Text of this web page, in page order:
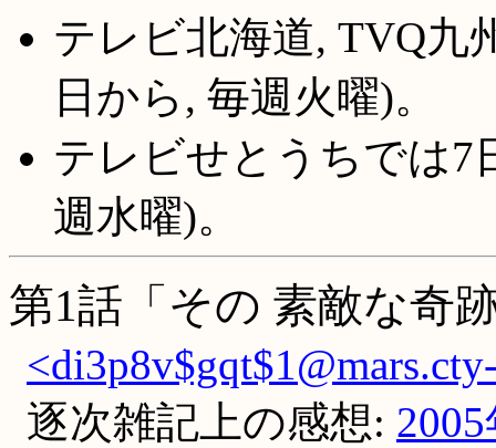
テレビ北海道, TVQ九
日から, 毎週火曜)。
テレビせとうちでは7
週水曜)。
第1話「その 素敵な奇
逐次雑記上の感想: